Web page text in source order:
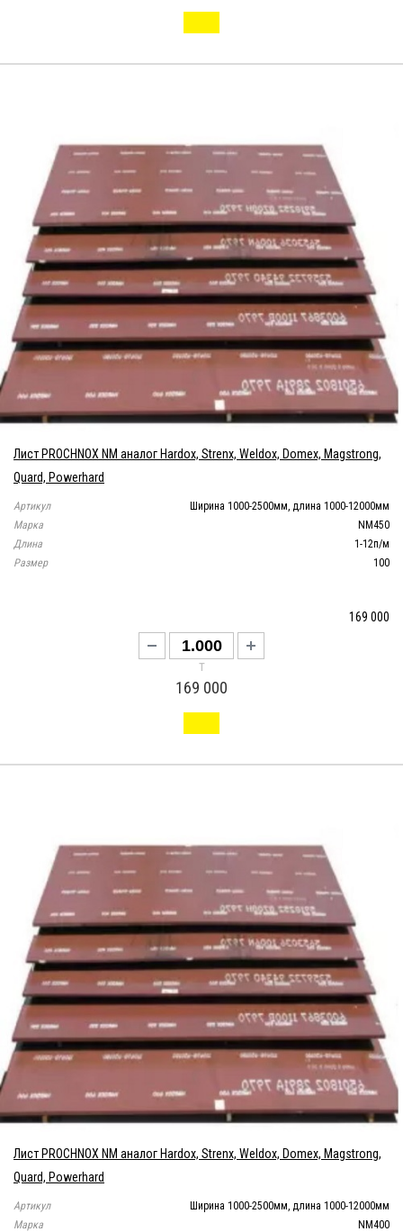
Лист PROCHNOX NM аналог Hardox, Strenx, Weldox, Domex, Magstrong,
Quard, Powerhard
Артикул
Ширина 1000-2500мм, длина 1000-12000мм
Марка
NM450
Длина
1-12п/м
Размер
100
169 000
т
169 000
Лист PROCHNOX NM аналог Hardox, Strenx, Weldox, Domex, Magstrong,
Quard, Powerhard
Артикул
Ширина 1000-2500мм, длина 1000-12000мм
Марка
NM400